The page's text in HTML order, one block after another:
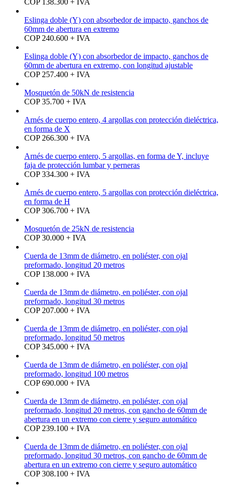
COP 138.300 + IVA
Eslinga doble (Y) con absorbedor de impacto, ganchos de
60mm de abertura en extremo
COP 240.600 + IVA
Eslinga doble (Y) con absorbedor de impacto, ganchos de
60mm de abertura en extremo, con longitud ajustable
COP 257.400 + IVA
Mosquetón de 50kN de resistencia
COP 35.700 + IVA
Arnés de cuerpo entero, 4 argollas con protección dieléctrica,
en forma de X
COP 266.300 + IVA
Arnés de cuerpo entero, 5 argollas, en forma de Y, incluye
faja de protección lumbar y perneras
COP 334.300 + IVA
Arnés de cuerpo entero, 5 argollas con protección dieléctrica,
en forma de H
COP 306.700 + IVA
Mosquetón de 25kN de resistencia
COP 30.000 + IVA
Cuerda de 13mm de diámetro, en poliéster, con ojal
preformado, longitud 20 metros
COP 138.000 + IVA
Cuerda de 13mm de diámetro, en poliéster, con ojal
preformado, longitud 30 metros
COP 207.000 + IVA
Cuerda de 13mm de diámetro, en poliéster, con ojal
preformado, longitud 50 metros
COP 345.000 + IVA
Cuerda de 13mm de diámetro, en poliéster, con ojal
preformado, longitud 100 metros
COP 690.000 + IVA
Cuerda de 13mm de diámetro, en poliéster, con ojal
preformado, longitud 20 metros, con gancho de 60mm de
abertura en un extremo con cierre y seguro automático
COP 239.100 + IVA
Cuerda de 13mm de diámetro, en poliéster, con ojal
preformado, longitud 30 metros, con gancho de 60mm de
abertura en un extremo con cierre y seguro automático
COP 308.100 + IVA